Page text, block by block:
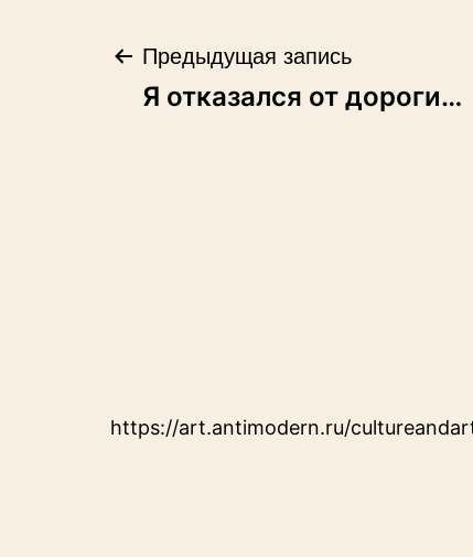
Навигация
Предыдущая запись
Я отказался от дороги…
https://art.antimodern.ru/